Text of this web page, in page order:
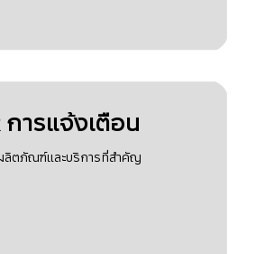
การแจ้งเตือน
ลิตภัณฑ์และบริการที่สำคัญ